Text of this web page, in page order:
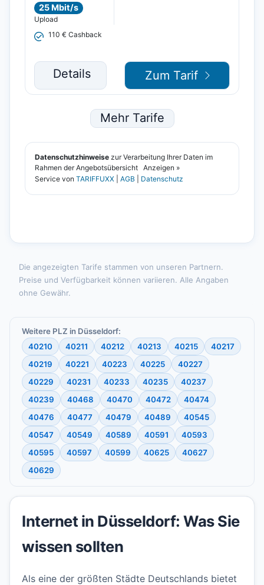
Die angezeigten Tarife stammen von unseren Partnern.
Preise und Verfügbarkeit können variieren. Alle Angaben
ohne Gewähr.
Weitere PLZ in Düsseldorf:
40210
40211 40212 40213 40215
40217
40219
40221 40223 40225
40227
40229
40231 40233 40235
40237
40239
40468 40470 40472
40474
40476
40477 40479 40489
40545
40547
40549 40589 40591
40593
40595
40597 40599 40625
40627
40629
Internet in Düsseldorf: Was Sie
wissen sollten
Als eine der größten Städte Deutschlands bietet